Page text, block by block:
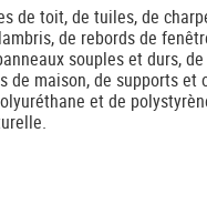
de toit, de tuiles, de
de rebords de
souples et durs,
de maison, de supports et
et de